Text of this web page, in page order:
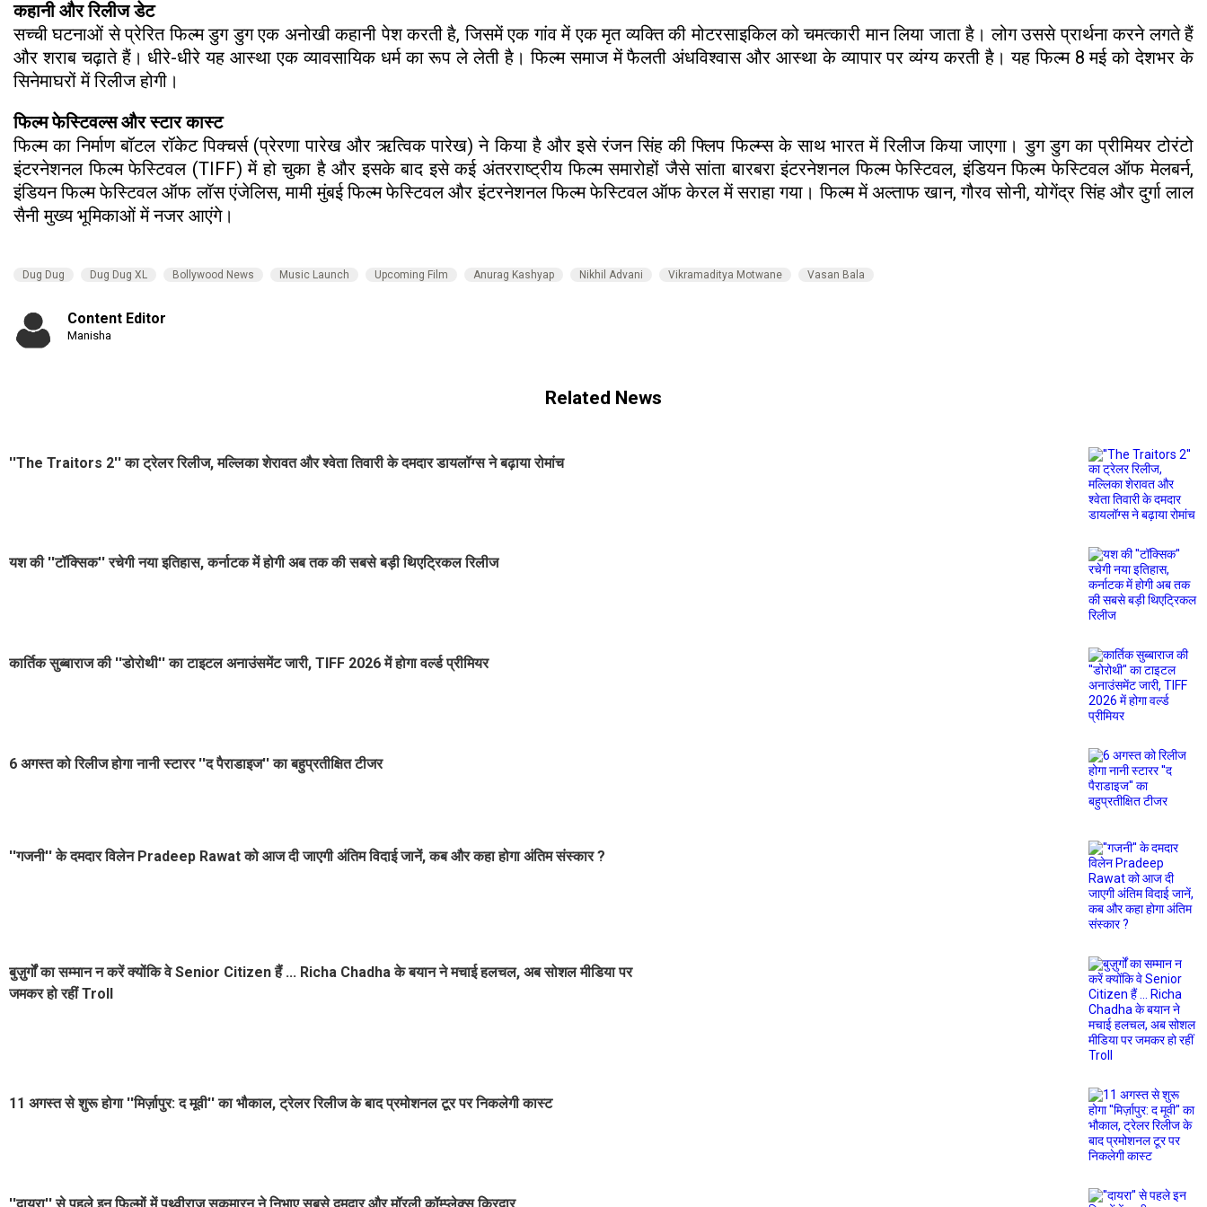
कहानी और रिलीज डेट
सच्ची घटनाओं से प्रेरित फिल्म डुग डुग एक अनोखी कहानी पेश करती है, जिसमें एक गांव में एक मृत व्यक्ति की मोटरसाइकिल को चमत्कारी मान लिया जाता है। लोग उससे प्रार्थना करने लगते हैं
और शराब चढ़ाते हैं। धीरे-धीरे यह आस्था एक व्यावसायिक धर्म का रूप ले लेती है। फिल्म समाज में फैलती अंधविश्वास और आस्था के व्यापार पर व्यंग्य करती है। यह फिल्म 8 मई को देशभर के
सिनेमाघरों में रिलीज होगी।
फिल्म फेस्टिवल्स और स्टार कास्ट
फिल्म का निर्माण बॉटल रॉकेट पिक्चर्स (प्रेरणा पारेख और ऋत्विक पारेख) ने किया है और इसे रंजन सिंह की फ्लिप फिल्म्स के साथ भारत में रिलीज किया जाएगा। डुग डुग का प्रीमियर टोरंटो
इंटरनेशनल फिल्म फेस्टिवल (TIFF) में हो चुका है और इसके बाद इसे कई अंतरराष्ट्रीय फिल्म समारोहों जैसे सांता बारबरा इंटरनेशनल फिल्म फेस्टिवल, इंडियन फिल्म फेस्टिवल ऑफ मेलबर्न,
इंडियन फिल्म फेस्टिवल ऑफ लॉस एंजेलिस, मामी मुंबई फिल्म फेस्टिवल और इंटरनेशनल फिल्म फेस्टिवल ऑफ केरल में सराहा गया। फिल्म में अल्ताफ खान, गौरव सोनी, योगेंद्र सिंह और दुर्गा लाल
सैनी मुख्य भूमिकाओं में नजर आएंगे।
Dug Dug Dug Dug XL Bollywood News Music Launch Upcoming Film Anurag Kashyap Nikhil Advani Vikramaditya Motwane Vasan Bala
Content Editor
Manisha
Related News
''The Traitors 2'' का ट्रेलर रिलीज, मल्लिका शेरावत और श्वेता तिवारी के दमदार डायलॉग्स ने बढ़ाया रोमांच
यश की ''टॉक्सिक'' रचेगी नया इतिहास, कर्नाटक में होगी अब तक की सबसे बड़ी थिएट्रिकल रिलीज
कार्तिक सुब्बाराज की ''डोरोथी'' का टाइटल अनाउंसमेंट जारी, TIFF 2026 में होगा वर्ल्ड प्रीमियर
6 अगस्त को रिलीज होगा नानी स्टारर ''द पैराडाइज'' का बहुप्रतीक्षित टीजर
''गजनी'' के दमदार विलेन Pradeep Rawat को आज दी जाएगी अंतिम विदाई जानें, कब और कहा होगा अंतिम संस्कार ?
बुज़ुर्गों का सम्मान न करें क्योंकि वे Senior Citizen हैं ... Richa Chadha के बयान ने मचाई हलचल, अब सोशल मीडिया पर
जमकर हो रहीं Troll
11 अगस्त से शुरू होगा ''मिर्ज़ापुर: द मूवी'' का भौकाल, ट्रेलर रिलीज के बाद प्रमोशनल टूर पर निकलेगी कास्ट
''दायरा'' से पहले इन फिल्मों में पृथ्वीराज सुकुमारन ने निभाए सबसे दमदार और मॉरली कॉम्प्लेक्स किरदार